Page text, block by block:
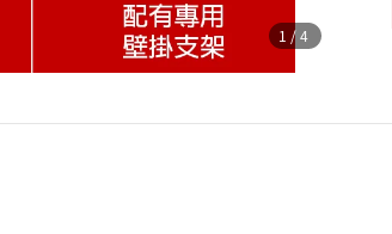
1 /4